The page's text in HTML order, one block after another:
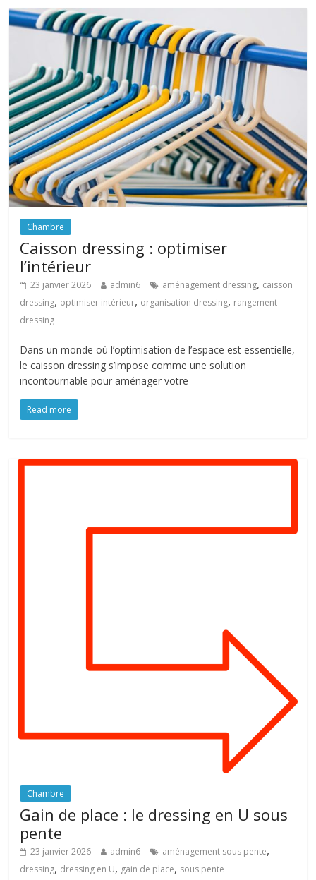
Chambre
Caisson dressing : optimiser
l’intérieur
23 janvier 2026 admin6 aménagement dressing, caisson
dressing, optimiser intérieur, organisation dressing, rangement
dressing
Dans un monde où l’optimisation de l’espace est essentielle,
le caisson dressing s’impose comme une solution
incontournable pour aménager votre
Read more
Chambre
Gain de place : le dressing en U sous
pente
23 janvier 2026 admin6 aménagement sous pente,
dressing, dressing en U, gain de place, sous pente